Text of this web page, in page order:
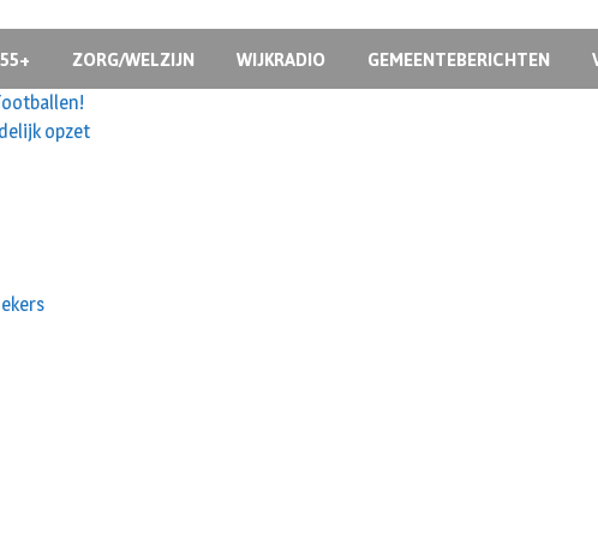
ZORG/WELZIJN WIJKRADIO GEMEENTEBERICHTEN
opzet